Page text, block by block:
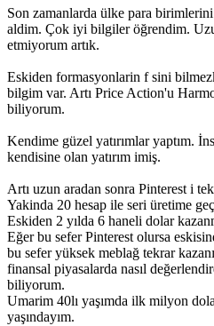
Son zamanlarda ülke para
aldim. Çok iyi bilgiler öğrendim.
etmiyorum artık.
Eskiden formasyonlarin f sini
bilgim var. Artı Price Action'u
biliyorum.
Kendime güzel yatırımlar yaptım.
kendisine olan yatırım imiş.
Artı uzun aradan sonra Pinterest i
Yakinda 20 hesap ile seri üretime
Eskiden 2 yılda 6 haneli dolar
Eğer bu sefer Pinterest olursa
bu sefer yüksek meblağ tekrar
finansal piyasalarda nasıl
biliyorum.
Umarim 40lı yaşımda ilk milyon
yaşındayım.